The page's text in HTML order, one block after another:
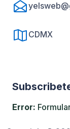
CDMX
Error: